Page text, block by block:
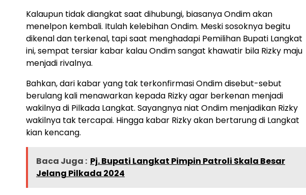
Kalaupun tidak diangkat saat dihubungi, biasanya Ondim akan
menelpon kembali. Itulah kelebihan Ondim. Meski sosoknya begitu
dikenal dan terkenal, tapi saat menghadapi Pemilihan Bupati Langkat
ini, sempat tersiar kabar kalau Ondim sangat khawatir bila Rizky maju
menjadi rivalnya.
Bahkan, dari kabar yang tak terkonfirmasi Ondim disebut-sebut
berulang kali menawarkan kepada Rizky agar berkenan menjadi
wakilnya di Pilkada Langkat. Sayangnya niat Ondim menjadikan Rizky
wakilnya tak tercapai. Hingga kabar Rizky akan bertarung di Langkat
kian kencang.
Baca Juga : Pj. Bupati Langkat Pimpin Patroli Skala Besar
Jelang Pilkada 2024